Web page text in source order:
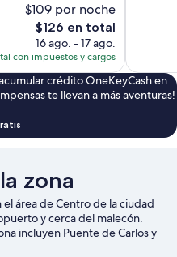
$109 por noche
El
precio
actual
es
de
$126
$126 en total
16 ago. - 17 ago.
con impuestos y cargos
crédito OneKeyCash en
te llevan a más aventuras!
zona
área de Centro de la ciudad
y cerca del malecón.
incluyen Puente de Carlos y
que deseen aprender